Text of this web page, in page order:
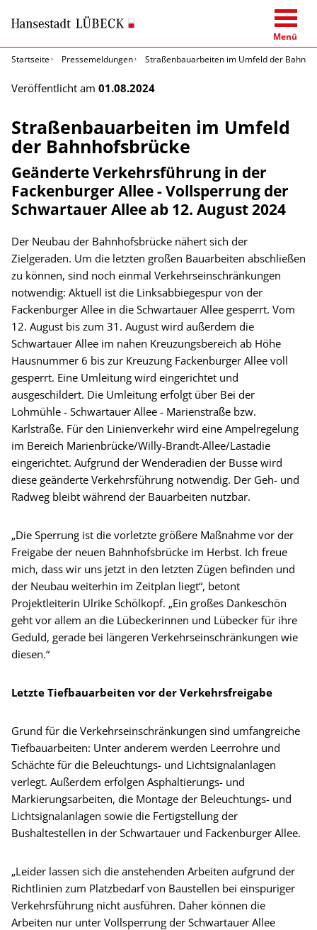
Menü
Startseite
Pressemeldungen Straßenbauarbeiten im Umfeld der
Veröffentlicht am 01.08.2024
Straßenbauarbeiten im Umfeld
der Bahnhofsbrücke
Geänderte Verkehrsführung in der
Fackenburger Allee - Vollsperrung der
Schwartauer Allee ab 12. August 2024
Der Neubau der Bahnhofsbrücke nähert sich der
Zielgeraden. Um die letzten großen Bauarbeiten abschließen
zu können, sind noch einmal Verkehrseinschränkungen
notwendig: Aktuell ist die Linksabbiegespur von der
Fackenburger Allee in die Schwartauer Allee gesperrt. Vom
12. August bis zum 31. August wird außerdem die
Schwartauer Allee im nahen Kreuzungsbereich ab Höhe
Hausnummer 6 bis zur Kreuzung Fackenburger Allee voll
gesperrt. Eine Umleitung wird eingerichtet und
ausgeschildert. Die Umleitung erfolgt über Bei der
Lohmühle - Schwartauer Allee - Marienstraße bzw.
Karlstraße. Für den Linienverkehr wird eine Ampelregelung
im Bereich Marienbrücke/Willy-Brandt-Allee/Lastadie
eingerichtet. Aufgrund der Wenderadien der Busse wird
diese geänderte Verkehrsführung notwendig. Der Geh- und
Radweg bleibt während der Bauarbeiten nutzbar.
„Die Sperrung ist die vorletzte größere Maßnahme vor der
Freigabe der neuen Bahnhofsbrücke im Herbst. Ich freue
mich, dass wir uns jetzt in den letzten Zügen befinden und
der Neubau weiterhin im Zeitplan liegt“, betont
Projektleiterin Ulrike Schölkopf. „Ein großes Dankeschön
geht vor allem an die Lübeckerinnen und Lübecker für ihre
Geduld, gerade bei längeren Verkehrseinschränkungen wie
diesen.“
Letzte Tiefbauarbeiten vor der Verkehrsfreigabe
Grund für die Verkehrseinschränkungen sind umfangreiche
Tiefbauarbeiten: Unter anderem werden Leerrohre und
Schächte für die Beleuchtungs- und Lichtsignalanlagen
verlegt. Außerdem erfolgen Asphaltierungs- und
Markierungsarbeiten, die Montage der Beleuchtungs- und
Lichtsignalanlagen sowie die Fertigstellung der
Bushaltestellen in der Schwartauer und Fackenburger Allee.
„Leider lassen sich die anstehenden Arbeiten aufgrund der
Richtlinien zum Platzbedarf von Baustellen bei einspuriger
Verkehrsführung nicht ausführen. Daher können die
Arbeiten nur unter Vollsperrung der Schwartauer Allee